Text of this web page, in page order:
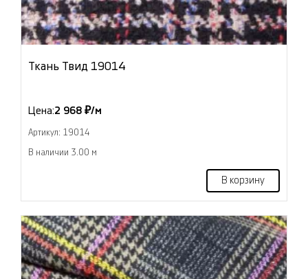
Ткань Твид 19014
Цена:2 968 ₽/м
Артикул: 19014
В наличии 3.00 м
В корзину